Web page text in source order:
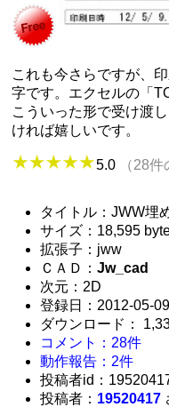
これも今さらですが、
字です。エクセルの「
こういった形で受け渡
ければ嬉しいです。
5.0 （28
タイトル：JWW埋
サイズ：18,595
拡張子：jww
ＣＡＤ：Jw_cad
次元：2D
登録日：2012-05-
ダウンロード：
コメント：28件
動作報告：2件
投稿者id：
投稿者： 19520417